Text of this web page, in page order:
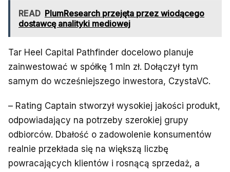
READ PlumResearch przejęta przez wiodącego
dostawcę analityki mediowej
Tar Heel Capital Pathfinder docelowo planuje
zainwestować w spółkę 1 mln zł. Dołączył tym
samym do wcześniejszego inwestora, CzystaVC.
– Rating Captain stworzył wysokiej jakości produkt,
odpowiadający na potrzeby szerokiej grupy
odbiorców. Dbałość o zadowolenie konsumentów
realnie przekłada się na większą liczbę
powracających klientów i rosnącą sprzedaż, a